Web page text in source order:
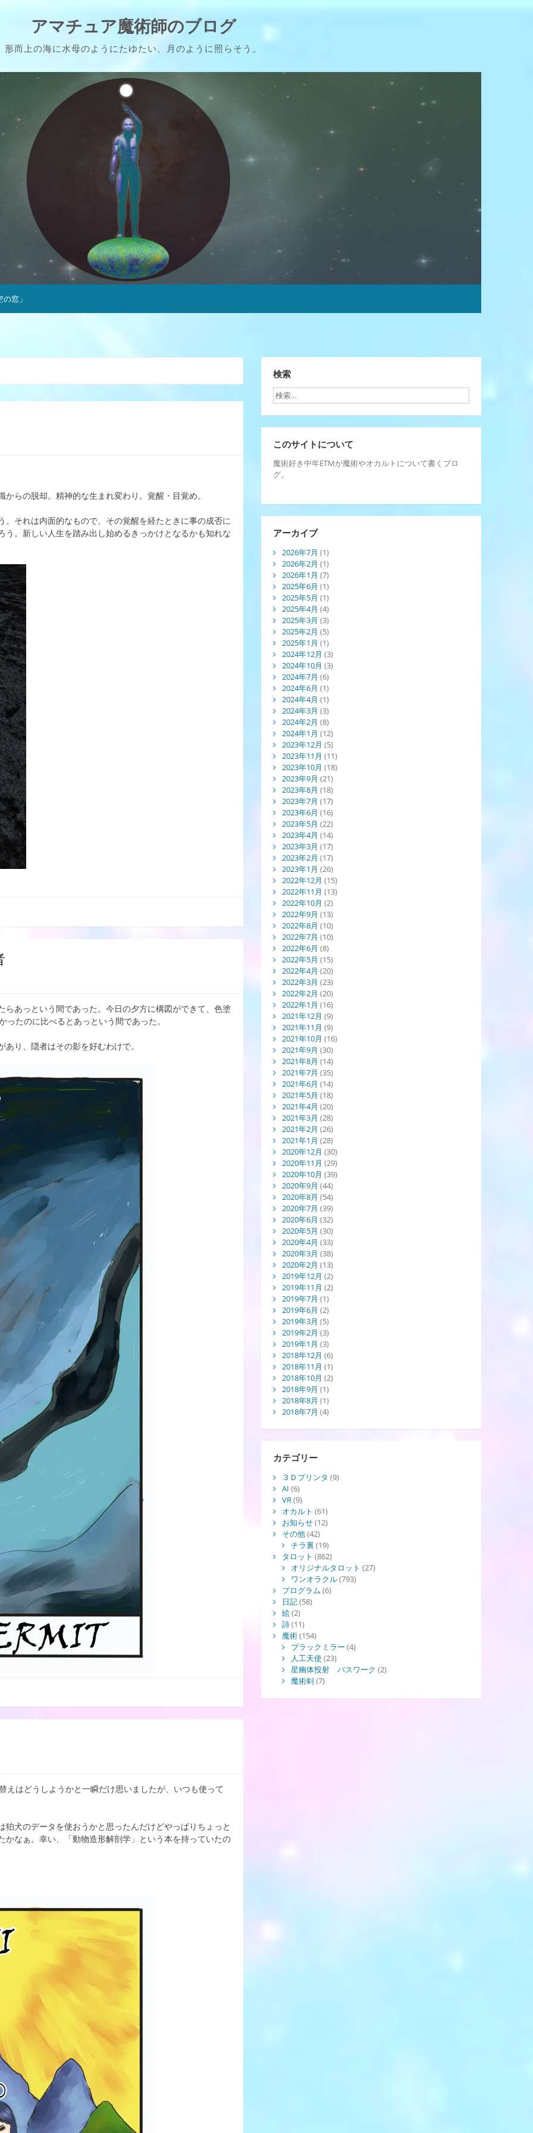
アマチュア魔術師のブログ
形而上の海に水母のようにたゆたい、月のように照らそう。
窓」
らの脱却。精神的な生まれ変わり。覚醒・目覚め。
それは内面的なもので、その覚醒を経たときに事の成否に
。新しい人生を踏み出し始めるきっかけとなるかも知れな
あっという間であった。今日の夕方に構図ができて、色塗
たのに比べるとあっという間であった。
り、隠者はその影を好むわけで。
はどうしようかと一瞬だけ思いましたが、いつも使って
犬のデータを使おうかと思ったんだけどやっぱりちょっと
なぁ。幸い、「動物造形解剖学」という本を持っていたの
検索
このサイトについて
魔術好き中年ETMが魔術やオカルトについて書くブロ
グ。
アーカイブ
2026年7月 (1)
2026年2月 (1)
2026年1月 (7)
2025年6月 (1)
2025年5月 (1)
2025年4月 (4)
2025年3月 (3)
2025年2月 (5)
2025年1月 (1)
2024年12月 (3)
2024年10月 (3)
2024年7月 (6)
2024年6月 (1)
2024年4月 (1)
2024年3月 (3)
2024年2月 (8)
2024年1月 (12)
2023年12月 (5)
2023年11月 (11)
2023年10月 (18)
2023年9月 (21)
2023年8月 (18)
2023年7月 (17)
2023年6月 (16)
2023年5月 (22)
2023年4月 (14)
2023年3月 (17)
2023年2月 (17)
2023年1月 (26)
2022年12月 (15)
2022年11月 (13)
2022年10月 (2)
2022年9月 (13)
2022年8月 (10)
2022年7月 (10)
2022年6月 (8)
2022年5月 (15)
2022年4月 (20)
2022年3月 (23)
2022年2月 (20)
2022年1月 (16)
2021年12月 (9)
2021年11月 (9)
2021年10月 (16)
2021年9月 (30)
2021年8月 (14)
2021年7月 (35)
2021年6月 (14)
2021年5月 (18)
2021年4月 (20)
2021年3月 (28)
2021年2月 (26)
2021年1月 (28)
2020年12月 (30)
2020年11月 (29)
2020年10月 (39)
2020年9月 (44)
2020年8月 (54)
2020年7月 (39)
2020年6月 (32)
2020年5月 (30)
2020年4月 (33)
2020年3月 (38)
2020年2月 (13)
2019年12月 (2)
2019年11月 (2)
2019年7月 (1)
2019年6月 (2)
2019年3月 (5)
2019年2月 (3)
2019年1月 (3)
2018年12月 (6)
2018年11月 (1)
2018年10月 (2)
2018年9月 (1)
2018年8月 (1)
2018年7月 (4)
カテゴリー
３Ｄプリンタ (9)
AI (6)
VR(9)
オカルト (61)
お知らせ(12)
その他(42)
チラ裏 (19)
タロット (862)
オリジナルタロット (27)
ワンオラクル(793)
プログラム (6)
日記(58)
絵(2)
詩(11)
魔術(154)
ブラックミラー (4)
人工天使 (23)
星幽体投射 パスワーク (2)
魔術剣(7)